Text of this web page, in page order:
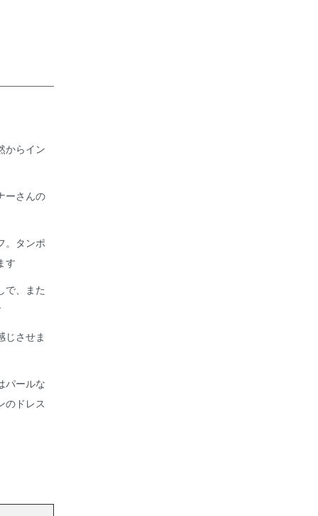
からイン
ーさんの
。タンポ
す
で、また
じさせま
パールな
のドレス